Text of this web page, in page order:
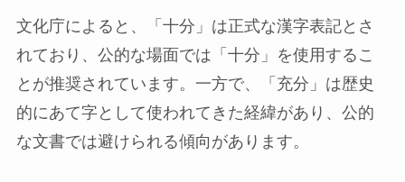
文化庁によると、「十分」は正式な漢字表記とさ
れており、公的な場面では「十分」を使用するこ
とが推奨されています。一方で、「充分」は歴史
的にあて字として使われてきた経緯があり、公的
な文書では避けられる傾向があります。